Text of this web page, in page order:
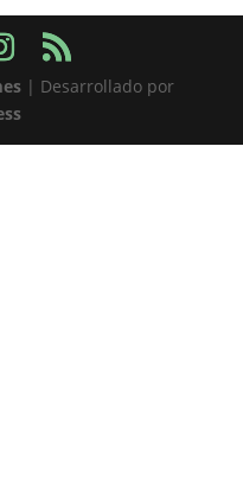
| Desarrollado por